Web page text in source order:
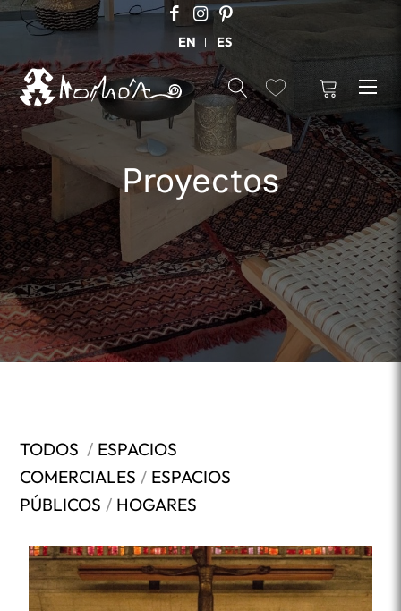
EN ES
Proyectos
TODOS / ESPACIOS
COMERCIALES / ESPACIOS
PÚBLICOS / HOGARES